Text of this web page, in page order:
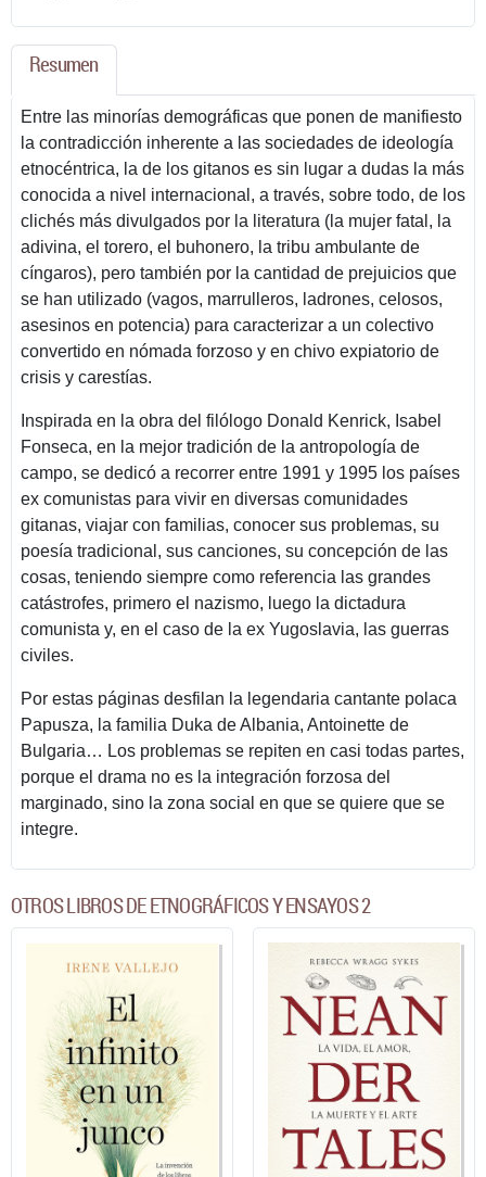
Resumen
Entre las minorías demográficas que ponen de manifiesto
la contradicción inherente a las sociedades de ideología
etnocéntrica, la de los gitanos es sin lugar a dudas la más
conocida a nivel internacional, a través, sobre todo, de los
clichés más divulgados por la literatura (la mujer fatal, la
adivina, el torero, el buhonero, la tribu ambulante de
cíngaros), pero también por la cantidad de prejuicios que
se han utilizado (vagos, marrulleros, ladrones, celosos,
asesinos en potencia) para caracterizar a un colectivo
convertido en nómada forzoso y en chivo expiatorio de
crisis y carestías.
Inspirada en la obra del filólogo Donald Kenrick, Isabel
Fonseca, en la mejor tradición de la antropología de
campo, se dedicó a recorrer entre 1991 y 1995 los países
ex comunistas para vivir en diversas comunidades
gitanas, viajar con familias, conocer sus problemas, su
poesía tradicional, sus canciones, su concepción de las
cosas, teniendo siempre como referencia las grandes
catástrofes, primero el nazismo, luego la dictadura
comunista y, en el caso de la ex Yugoslavia, las guerras
civiles.
Por estas páginas desfilan la legendaria cantante polaca
Papusza, la familia Duka de Albania, Antoinette de
Bulgaria… Los problemas se repiten en casi todas partes,
porque el drama no es la integración forzosa del
marginado, sino la zona social en que se quiere que se
integre.
OTROS LIBROS DE ETNOGRÁFICOS Y ENSAYOS 2